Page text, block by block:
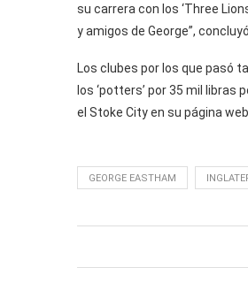
su carrera con los ‘Three
y amigos de George”,
Los clubes por los que pasó
los ‘potters’ por 35 mil
el Stoke City en su página web
GEORGE EASTHAM